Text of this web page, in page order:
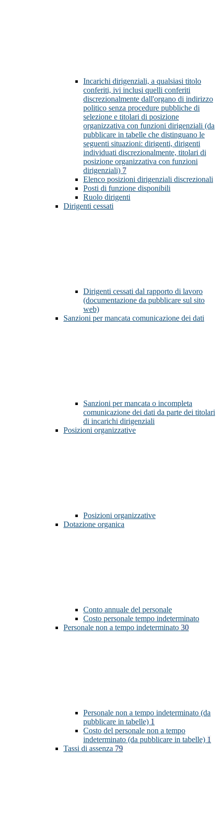
Incarichi dirigenziali, a qualsiasi titolo
conferiti, ivi inclusi quelli conferiti
discrezionalmente dall'organo di indirizzo
politico senza procedure pubbliche di
selezione e titolari di posizione
organizzativa con funzioni dirigenziali (da
pubblicare in tabelle che distinguano le
seguenti situazioni: dirigenti, dirigenti
individuati discrezionalmente, titolari di
posizione organizzativa con funzioni
dirigenziali) 7
Elenco posizioni dirigenziali discrezionali
Posti di funzione disponibili
Ruolo dirigenti
Dirigenti cessati
Dirigenti cessati dal rapporto di lavoro
(documentazione da pubblicare sul sito
web)
Sanzioni per mancata comunicazione dei dati
Sanzioni per mancata o incompleta
comunicazione dei dati da parte dei titolari
di incarichi dirigenziali
Posizioni organizzative
Posizioni organizzative
Dotazione organica
Conto annuale del personale
Costo personale tempo indeterminato
Personale non a tempo indeterminato 30
Personale non a tempo indeterminato (da
pubblicare in tabelle) 1
Costo del personale non a tempo
indeterminato (da pubblicare in tabelle) 1
Tassi di assenza 79